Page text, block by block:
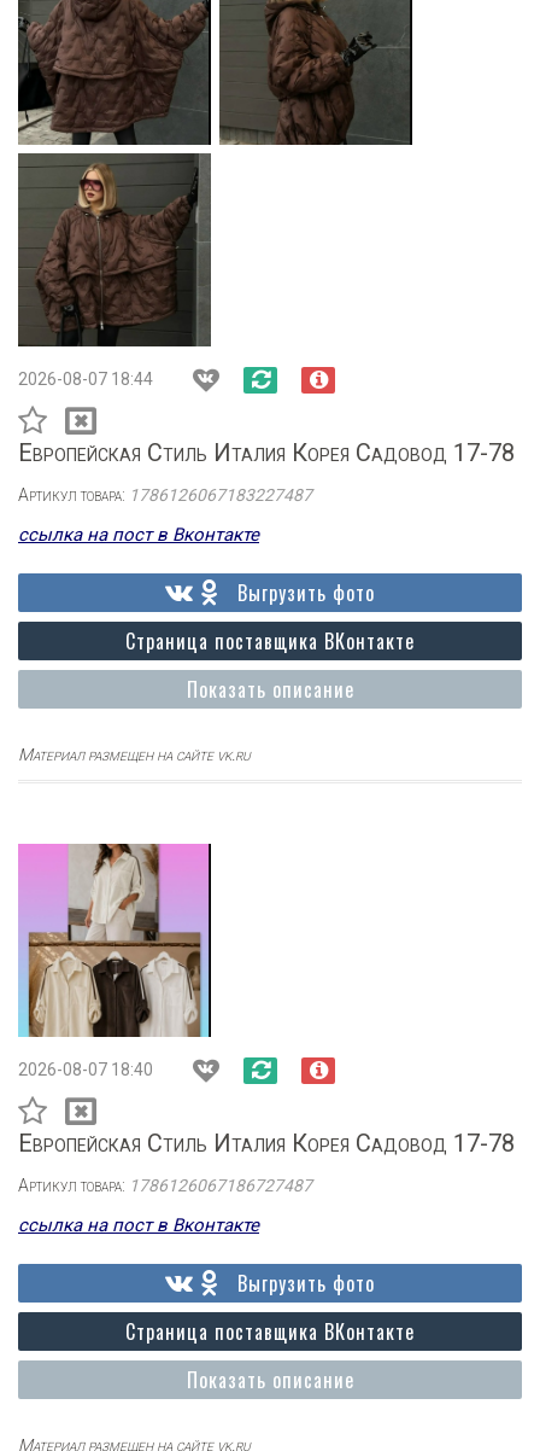
2026-08-07 18:44
Европейская Стиль Италия Корея Садовод 17-78
Артикул товара: 1786126067183227487
ссылка на пост в Вконтакте
Показать описание
Страница поставщика ВКонтакте
Выгрузить фото
Материал размещен на сайте vk.ru
2026-08-07 18:40
Европейская Стиль Италия Корея Садовод 17-78
Артикул товара: 1786126067186727487
ссылка на пост в Вконтакте
Показать описание
Страница поставщика ВКонтакте
Выгрузить фото
Материал размещен на сайте vk.ru